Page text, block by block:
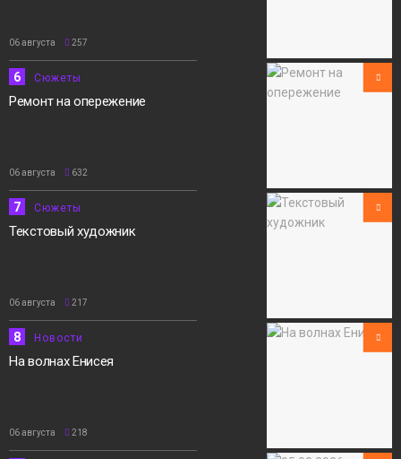
06 августа 257
6 Сюжеты
Ремонт на опережение
06 августа 632
7 Сюжеты
Текстовый художник
06 августа 217
8 Новости
На волнах Енисея
06 августа 218